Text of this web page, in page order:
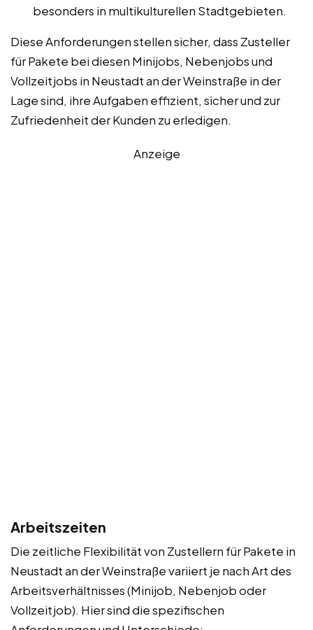
besonders in multikulturellen Stadtgebieten.
Diese Anforderungen stellen sicher, dass Zusteller
für Pakete bei diesen Minijobs, Nebenjobs und
Vollzeitjobs in Neustadt an der Weinstraße in der
Lage sind, ihre Aufgaben effizient, sicher und zur
Zufriedenheit der Kunden zu erledigen.
Anzeige
Arbeitszeiten
Die zeitliche Flexibilität von Zustellern für Pakete in
Neustadt an der Weinstraße variiert je nach Art des
Arbeitsverhältnisses (Minijob, Nebenjob oder
Vollzeitjob). Hier sind die spezifischen